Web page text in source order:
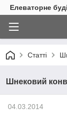
Елеваторне
Статті
Шнековий
04.03.2014